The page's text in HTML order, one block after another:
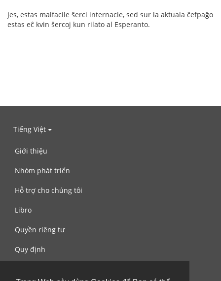
Jes, estas malfacile ŝerci internacie, sed sur la aktuala ĉefpaĝo
estas eĉ kvin ŝercoj kun rilato al Esperanto.
Tiếng Việt
Giới thiệu
Nhóm phát triển
Hỗ trợ cho chúng tôi
Libro
Quyền riêng tư
Quy định